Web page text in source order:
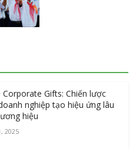
Corporate Gifts: Chiến lược
nghiệp tạo hiệu ứng lâu
hiệu
2025